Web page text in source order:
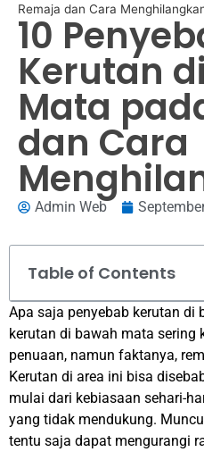
Remaja dan Cara
10
Kerutan
Mata
dan Cara
Admin Web
Table of Contents
Apa saja penyebab kerutan di
kerutan di bawah mata sering
penuaan, namun faktanya,
Kerutan di area ini bisa
mulai dari kebiasaan sehari-
yang tidak mendukung.
tentu saja dapat mengurangi